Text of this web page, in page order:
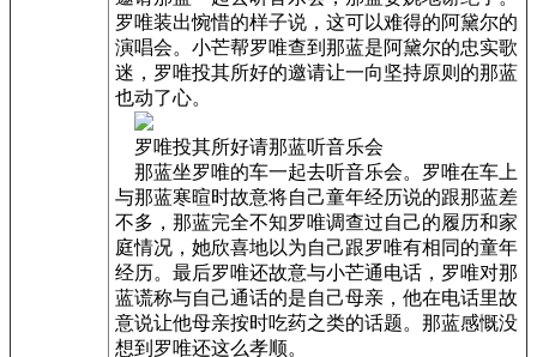
罗唯装出惋惜的样子说，这可以难得的阿黛尔的
演唱会。小芒帮罗唯查到那蓝是阿黛尔的忠实歌
迷，罗唯投其所好的邀请让一向坚持原则的那蓝
也动了心。
罗唯投其所好请那蓝听音乐会
那蓝坐罗唯的车一起去听音乐会。罗唯在车上
与那蓝寒暄时故意将自己童年经历说的跟那蓝差
不多，那蓝完全不知罗唯调查过自己的履历和家
庭情况，她欣喜地以为自己跟罗唯有相同的童年
经历。最后罗唯还故意与小芒通电话，罗唯对那
蓝谎称与自己通话的是自己母亲，他在电话里故
意说让他母亲按时吃药之类的话题。那蓝感慨没
想到罗唯还这么孝顺。